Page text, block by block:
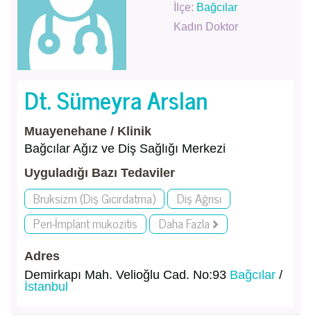
İlçe: Bağcılar
Kadın Doktor
Dt. Sümeyra Arslan
Muayenehane / Klinik
Bağcılar Ağız ve Diş Sağlığı Merkezi
Uyguladığı Bazı Tedaviler
Bruksizm (Diş Gıcırdatma)
Diş Ağrısı
Peri-İmplant mukozitis
Daha Fazla
Adres
Demirkapı Mah. Velioğlu Cad. No:93 Bağcılar /
İstanbul